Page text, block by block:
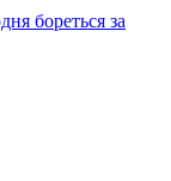
бореться за